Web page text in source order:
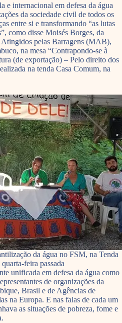
e internacional em defesa da água
da sociedade civil de todos os
entre si e transformando “as lutas
como disse Moisés Borges, da
pelas Barragens (MAB),
na mesa “Contrapondo-se à
(de exportação) – Pelo direito dos
na tenda Casa Comum, na
da água no FSM, na Tenda
feira passada
unificada em defesa da água como
de organizações da
Brasil e de Agências de
na Europa. E nas falas de cada um
as situações de pobreza, fome e